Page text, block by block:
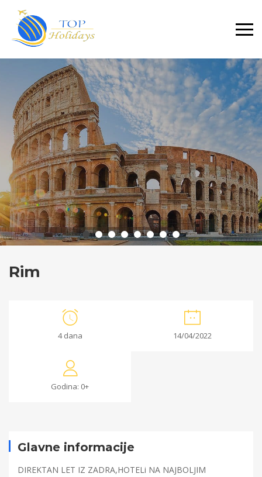
Primary
Menu
Rim
4 dana 14/04/2022
Godina: 0+
Glavne informacije
DIREKTAN LET IZ ZADRA,HOTELi NA NAJBOLJIM